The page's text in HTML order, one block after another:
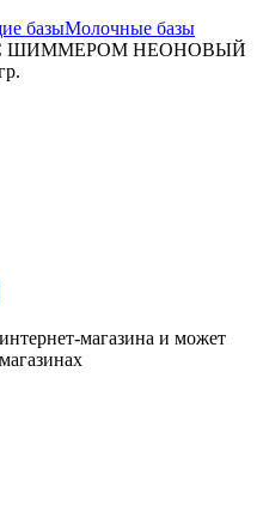
базыМолочные базы
ШИММЕРОМ НЕОНОВЫЙ
магазина и может